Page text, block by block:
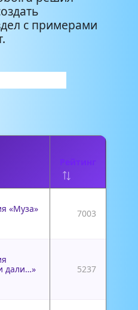
с примерами
Рейтинг
«Муза»
7003
дали…»
5237